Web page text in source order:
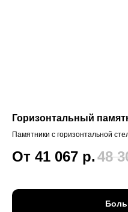
Горизонтальный
Памятники с горизонтальной
От 41 067 р.48